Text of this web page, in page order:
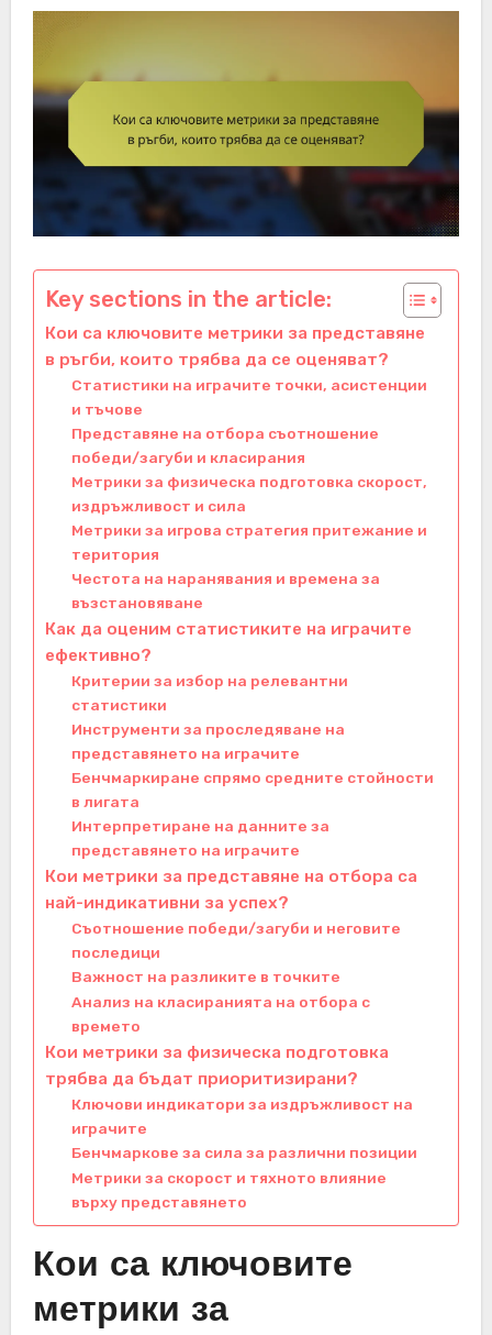
Key sections in the article:
Кои са ключовите метрики за представяне
в ръгби, които трябва да се оценяват?
Статистики на играчите точки, асистенции
и тъчове
Представяне на отбора съотношение
победи/загуби и класирания
Метрики за физическа подготовка скорост,
издръжливост и сила
Метрики за игрова стратегия притежание и
територия
Честота на наранявания и времена за
възстановяване
Как да оценим статистиките на играчите
ефективно?
Критерии за избор на релевантни
статистики
Инструменти за проследяване на
представянето на играчите
Бенчмаркиране спрямо средните стойности
в лигата
Интерпретиране на данните за
представянето на играчите
Кои метрики за представяне на отбора са
най-индикативни за успех?
Съотношение победи/загуби и неговите
последици
Важност на разликите в точките
Анализ на класиранията на отбора с
времето
Кои метрики за физическа подготовка
трябва да бъдат приоритизирани?
Ключови индикатори за издръжливост на
играчите
Бенчмаркове за сила за различни позиции
Метрики за скорост и тяхното влияние
върху представянето
Кои са ключовите
метрики за